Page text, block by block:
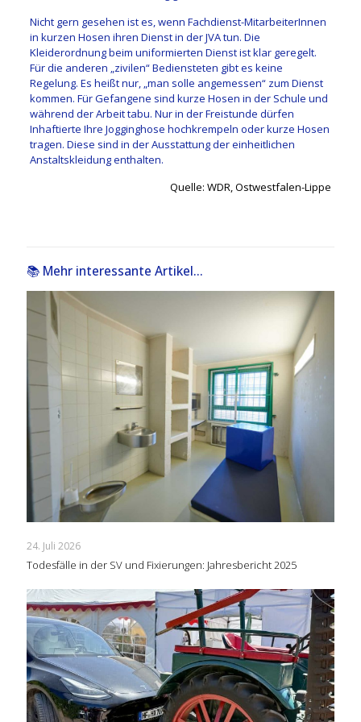
Nicht gern gesehen ist es, wenn Fachdienst-MitarbeiterInnen
in kurzen Hosen ihren Dienst in der JVA tun. Die
Kleiderordnung beim uniformierten Dienst ist klar geregelt.
Für die anderen „zivilen“ Bediensteten gibt es keine
Regelung. Es heißt nur, „man solle angemessen“ zum Dienst
kommen. Für Gefangene sind kurze Hosen in der Schule und
während der Arbeit tabu. Nur in der Freistunde dürfen
Inhaftierte Ihre Jogginghose hochkrempeln oder kurze Hosen
tragen. Diese sind in der Ausstattung der einheitlichen
Anstaltskleidung enthalten.
Quelle: WDR, Ostwestfalen-Lippe
📚 Mehr interessante Artikel...
24. Juli 2026
Todesfälle in der SV und Fixierungen: Jahresbericht 2025